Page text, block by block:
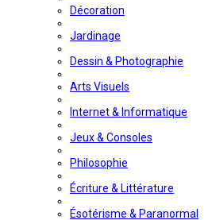
Décoration
Jardinage
Dessin & Photographie
Arts Visuels
Internet & Informatique
Jeux & Consoles
Philosophie
Écriture & Littérature
Ésotérisme & Paranormal